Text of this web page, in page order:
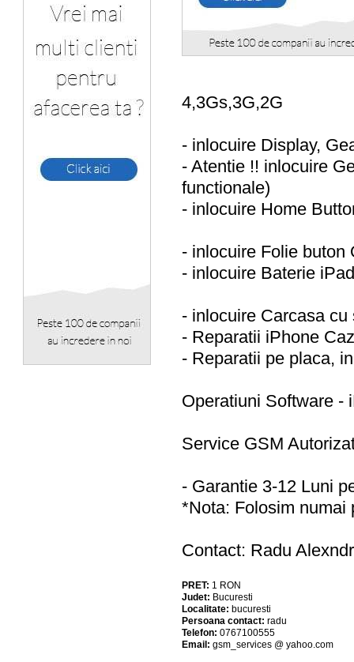
4,3Gs,3G,2G
- inlocuire Display,
- Atentie !! inlocuire
functionale)
- inlocuire Home
- inlocuire Folie buton
- inlocuire Baterie
- inlocuire Carcasa
- Reparatii iPhone
- Reparatii pe placa,
Operatiuni Software -
Service GSM
- Garantie 3-12 Luni
*Nota: Folosim numai
Contact: Radu
PRET: 1 RON
Judet: Bucuresti
Localitate: bucuresti
Persoana contact: radu
Telefon: 0767100555
Email: gsm_services @ yahoo.com